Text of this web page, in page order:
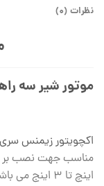
نظرات (0)
موتور شیر سه
اکچویتور زیمنس سری SAX
مناسب جهت نصب بر
اینچ تا ۳ اینج می باشد.